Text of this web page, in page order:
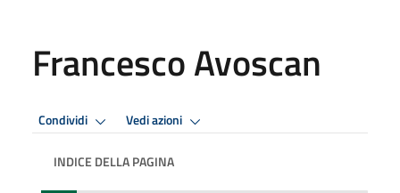
Francesco Avoscan
Condividi Vedi azioni
INDICE DELLA PAGINA